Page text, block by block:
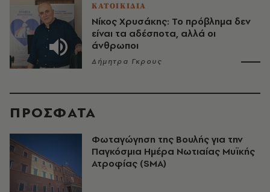
ΚΑΤΟΙΚΙΔΙΑ
Νίκος Χρυσάκης: Το πρόβλημα δεν
είναι τα αδέσποτα, αλλά οι
άνθρωποι
Δήμητρα Γκρους
ΠΡΟΣΦΑΤΑ
Φωταγώγηση της Βουλής για την
Παγκόσμια Ημέρα Νωτιαίας Μυϊκής
Ατροφίας (SMA)